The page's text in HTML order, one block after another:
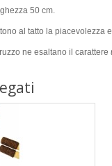
50 cm.
al tatto la piacevolezza
ne esaltano il carattere